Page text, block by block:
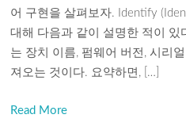
어 구현을 살펴보자. Identify
대해 다음과 같이 설명한 적이 있
는 장치 이름, 펌웨어 버전, 시리
져오는 것이다. 요약하면, […]
Read More